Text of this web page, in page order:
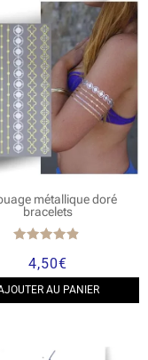
métallique doré
bracelets
4.67
sur 5
4,50€
AU PANIER